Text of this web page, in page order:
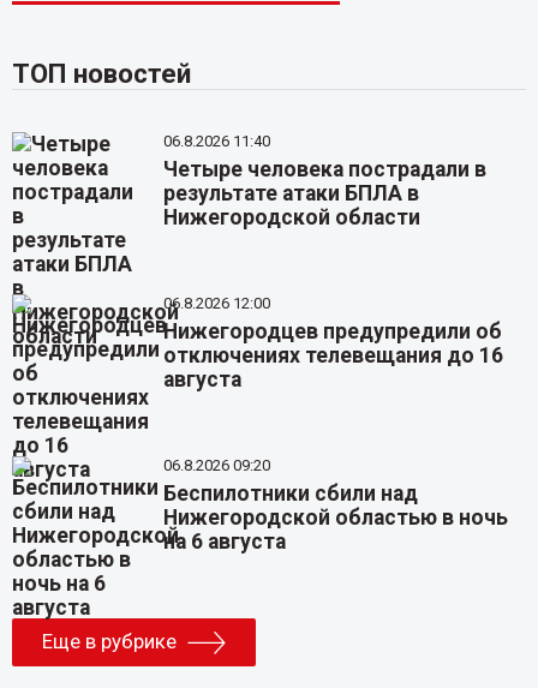
ТОП новостей
06.8.2026 11:40
Четыре человека пострадали в
результате атаки БПЛА в
Нижегородской области
06.8.2026 12:00
Нижегородцев предупредили об
отключениях телевещания до 16
августа
06.8.2026 09:20
Беспилотники сбили над
Нижегородской областью в ночь
на 6 августа
Еще в рубрике